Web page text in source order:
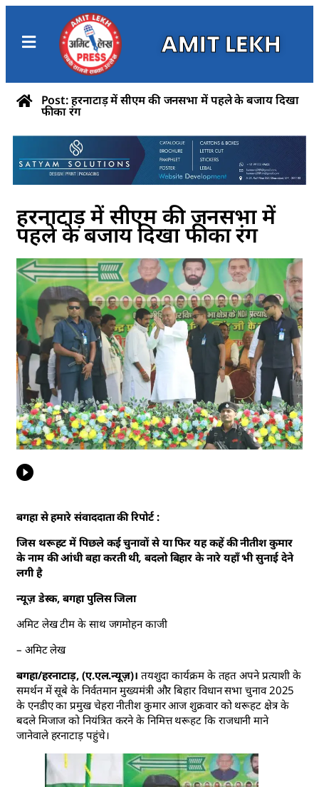
AMIT LEKH
Post: हरनाटाड़ में सीएम की जनसभा में पहले के बजाय दिखा
फीका रंग
हरनाटाड़ में सीएम की जनसभा में
पहले के बजाय दिखा फीका रंग
बगहा से हमारे संवाददाता की रिपोर्ट :
जिस थरूहट में पिछले कई चुनावों से या फिर यह कहें की नीतीश कुमार
के नाम की आंधी बहा करती थी, बदलो बिहार के नारे यहाँ भी सुनाई देने
लगी है
न्यूज़ डेस्क, बगहा पुलिस जिला
अमिट लेख टीम के साथ जगमोहन काजी
– अमिट लेख
बगहा/हरनाटाड़, (ए.एल.न्यूज़)। तयशुदा कार्यक्रम के तहत अपने प्रत्याशी के
समर्थन में सूबे के निर्वतमान मुख्यमंत्री और बिहार विधान सभा चुनाव 2025
के एनडीए का प्रमुख चेहरा नीतीश कुमार आज शुक्रवार को थरूहट क्षेत्र के
बदले मिजाज को नियंत्रित करने के निमित्त थरूहट कि राजधानी माने
जानेवाले हरनाटाड़ पहुंचे।